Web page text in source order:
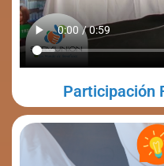
Participación